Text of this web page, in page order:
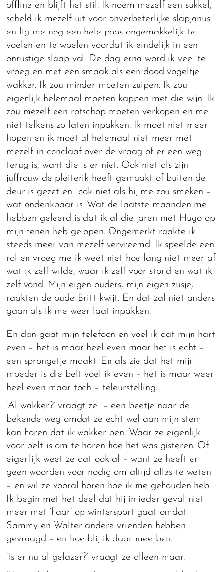
offline en blijft het stil. Ik noem mezelf een sukkel,
scheld ik mezelf uit voor onverbeterlijke slapjanus
en lig me nog een hele poos ongemakkelijk te
voelen en te woelen voordat ik eindelijk in een
onrustige slaap val. De dag erna word ik veel te
vroeg en met een smaak als een dood vogeltje
wakker. Ik zou minder moeten zuipen. Ik zou
eigenlijk helemaal moeten kappen met die wijn. Ik
zou mezelf een rotschop moeten verkopen en me
niet telkens zo laten inpakken. Ik moet niet meer
hopen en ik moet al helemaal niet meer met
mezelf in conclaaf over de vraag of er een weg
terug is, want die is er niet. Ook niet als zijn
juffrouw de pleiterik heeft gemaakt of buiten de
deur is gezet en ook niet als hij me zou smeken –
wat ondenkbaar is. Wat de laatste maanden me
hebben geleerd is dat ik al die jaren met Hugo op
mijn tenen heb gelopen. Ongemerkt raakte ik
steeds meer van mezelf vervreemd. Ik speelde een
rol en vroeg me ik weet niet hoe lang niet meer af
wat ik zelf wilde, waar ik zelf voor stond en wat ik
zelf vond. Mijn eigen ouders, mijn eigen zusje,
raakten de oude Britt kwijt. En dat zal niet anders
gaan als ik me weer laat inpakken.
En dan gaat mijn telefoon en voel ik dat mijn hart
even – het is maar heel even maar het is echt –
een sprongetje maakt. En als zie dat het mijn
moeder is die belt voel ik even – het is maar weer
heel even maar toch – teleurstelling.
‘Al wakker?’ vraagt ze – een beetje naar de
bekende weg omdat ze echt wel aan mijn stem
kan horen dat ik wakker ben. Waar ze eigenlijk
voor belt is om te horen hoe het was gisteren. Of
eigenlijk weet ze dat ook al – want ze heeft er
geen woorden voor nodig om altijd alles te weten
– en wil ze vooral horen hoe ik me gehouden heb.
Ik begin met het deel dat hij in ieder geval niet
meer met ‘haar’ op wintersport gaat omdat
Sammy en Walter andere vrienden hebben
gevraagd – en hoe blij ik daar mee ben.
‘Is er nu al gelazer?’ vraagt ze alleen maar.